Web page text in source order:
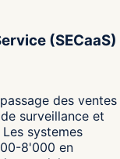
(SECaaS)
des ventes
surveillance et
systemes
8'000 en